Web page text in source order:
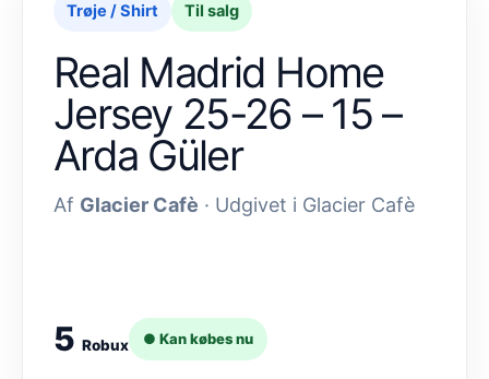
Trøje / Shirt Til salg
Real Madrid Home
Jersey 25-26 – 15 –
Arda Güler
Af Glacier Cafè · Udgivet i Glacier Cafè
5 Robux ● Kan købes nu